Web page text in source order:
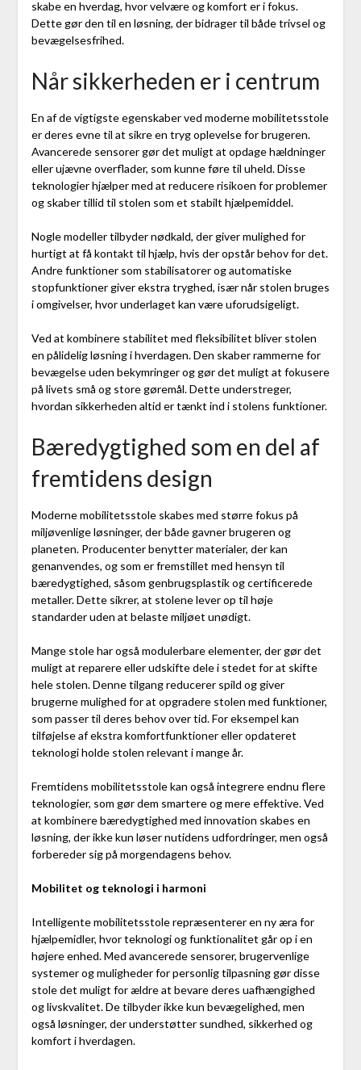
skabe en hverdag, hvor velvære og komfort er i fokus.
Dette gør den til en løsning, der bidrager til både trivsel og
bevægelsesfrihed.
Når sikkerheden er i centrum
En af de vigtigste egenskaber ved moderne mobilitetsstole
er deres evne til at sikre en tryg oplevelse for brugeren.
Avancerede sensorer gør det muligt at opdage hældninger
eller ujævne overflader, som kunne føre til uheld. Disse
teknologier hjælper med at reducere risikoen for problemer
og skaber tillid til stolen som et stabilt hjælpemiddel.
Nogle modeller tilbyder nødkald, der giver mulighed for
hurtigt at få kontakt til hjælp, hvis der opstår behov for det.
Andre funktioner som stabilisatorer og automatiske
stopfunktioner giver ekstra tryghed, især når stolen bruges
i omgivelser, hvor underlaget kan være uforudsigeligt.
Ved at kombinere stabilitet med fleksibilitet bliver stolen
en pålidelig løsning i hverdagen. Den skaber rammerne for
bevægelse uden bekymringer og gør det muligt at fokusere
på livets små og store gøremål. Dette understreger,
hvordan sikkerheden altid er tænkt ind i stolens funktioner.
Bæredygtighed som en del af
fremtidens design
Moderne mobilitetsstole skabes med større fokus på
miljøvenlige løsninger, der både gavner brugeren og
planeten. Producenter benytter materialer, der kan
genanvendes, og som er fremstillet med hensyn til
bæredygtighed, såsom genbrugsplastik og certificerede
metaller. Dette sikrer, at stolene lever op til høje
standarder uden at belaste miljøet unødigt.
Mange stole har også modulerbare elementer, der gør det
muligt at reparere eller udskifte dele i stedet for at skifte
hele stolen. Denne tilgang reducerer spild og giver
brugerne mulighed for at opgradere stolen med funktioner,
som passer til deres behov over tid. For eksempel kan
tilføjelse af ekstra komfortfunktioner eller opdateret
teknologi holde stolen relevant i mange år.
Fremtidens mobilitetsstole kan også integrere endnu flere
teknologier, som gør dem smartere og mere effektive. Ved
at kombinere bæredygtighed med innovation skabes en
løsning, der ikke kun løser nutidens udfordringer, men også
forbereder sig på morgendagens behov.
Mobilitet og teknologi i harmoni
Intelligente mobilitetsstole repræsenterer en ny æra for
hjælpemidler, hvor teknologi og funktionalitet går op i en
højere enhed. Med avancerede sensorer, brugervenlige
systemer og muligheder for personlig tilpasning gør disse
stole det muligt for ældre at bevare deres uafhængighed
og livskvalitet. De tilbyder ikke kun bevægelighed, men
også løsninger, der understøtter sundhed, sikkerhed og
komfort i hverdagen.